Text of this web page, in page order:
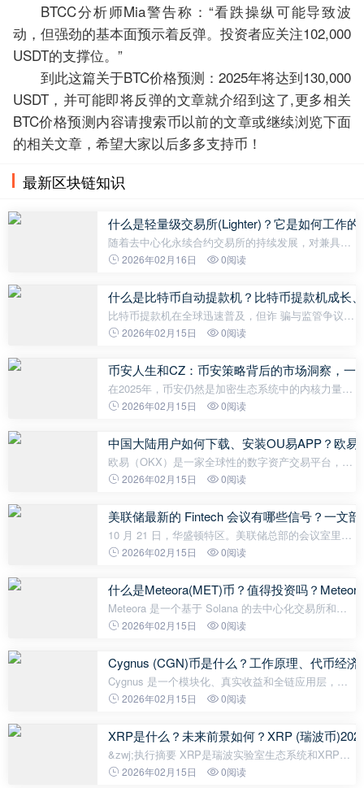
BTCC分析师Mia警告称：“看跌操纵可能导致波
动，但强劲的基本面预示着反弹。投资者应关注102,000
USDT的支撑位。”
到此这篇关于BTC价格预测：2025年将达到130,000
USDT，并可能即将反弹的文章就介绍到这了,更多相关
BTC价格预测内容请搜索币以前的文章或继续浏览下面
的相关文章，希望大家以后多多支持币！
最新区块链知识
什么是轻量级交易所(Lighter)？它是如何工作的
随着去中心化永续合约交易所的持续发展，对兼具中
心化交易所 (CEX) 级性能和真正去中心化特性的平台
运而生，它利用定制的零知
2026年02月16日 0阅读
什么是比特币自动提款机？比特币提款机成长
比特币提款机在全球迅速普及，但诈 骗与监管争议也
随之升温。了解它的运作方式、潜在风险与 2025 年
作的？ 比特币自动提款机（Bi
2026年02月15日 0阅读
币安人生和CZ：币安策略背后的市场洞察，一
在2025年，币安仍然是加密生态系统中的内核力量，
由首席执行官赵长鹏（CZ）领导，并且公司持续致力
(Binance Life) , 币安持续扩展其业务
2026年02月15日 0阅读
中国大陆用户如何下载、安装OU易APP？欧易
欧易（OKX）是一家全球性的数字资产交易平台，成
立于2017年，原名OKEx。 它为全球用户提供包括加
品以及Web3生态服务。 该平台提供包括
2026年02月15日 0阅读
美联储最新的 Fintech 会议有哪些信号？一文剖
10 月 21 日，华盛顿特区。美联储总部的会议室里坐
满了人，这些人在几年前还被视为金融体系的麻烦制
Coinbase 的 CFO、贝莱德的 COO
2026年02月15日 0阅读
什么是Meteora(MET)币？值得投资吗？
Meteora 是一个基于 Solana 的去中心化交易所和流
动性协议，旨在为去中心化金融应用打造最高效、可
Ben Chow 于 2021 年创立
2026年02月15日 0阅读
Cygnus (CGN)币是什么？工作原理、代币经济
Cygnus 是一个模块化、真实收益和全链应用层，旨
在连接链上资产和现实世界的社交基础设施，解决
该平台由 Eric Cheung 于 2023
2026年02月15日 0阅读
XRP是什么？未来前景如何？XRP (瑞波币
&zwj;执行摘要 XRP是瑞波实验室生态系统和XRP
Ledger (XRPL)区块链的原生代币，目前交易价格约
2026年02月15日 0阅读